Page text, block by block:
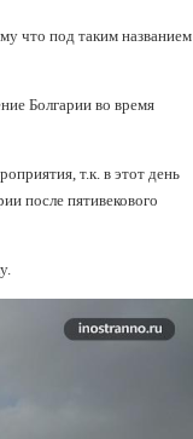
что под таким названием
Болгарии во время
т.к. в этот день
после пятивекового